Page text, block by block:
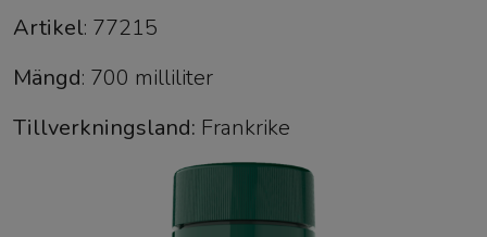
Artikel: 77215
Mängd: 700 milliliter
Tillverkningsland: Frankrike